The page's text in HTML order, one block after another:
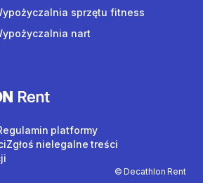
sprzętu fitness
nart
© Decathlon Rent
platformy
Zgłoś nielegalne treści